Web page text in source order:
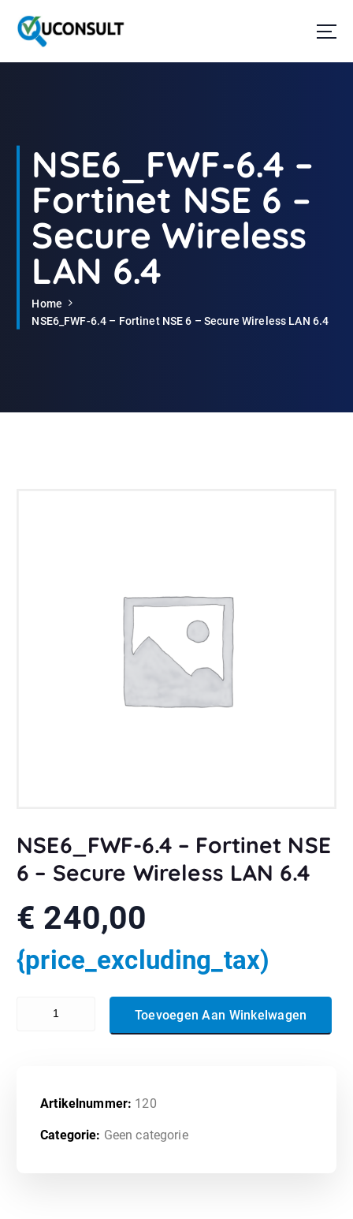
a
NSE6_FWF-6.4 –
Fortinet NSE 6 –
Secure Wireless
LAN 6.4
Home
NSE6_FWF-6.4 – Fortinet NSE 6 – Secure Wireless LAN 6.4
NSE6_FWF-6.4 – Fortinet NSE
6 – Secure Wireless LAN 6.4
€ 240,00
{price_excluding_tax)
Toevoegen Aan Winkelwagen
Artikelnummer: 120
Categorie: Geen categorie